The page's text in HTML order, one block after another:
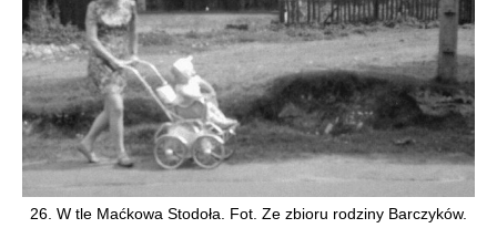
26. W tle Maćkowa Stodoła. Fot. Ze zbioru rodziny Barczyków.